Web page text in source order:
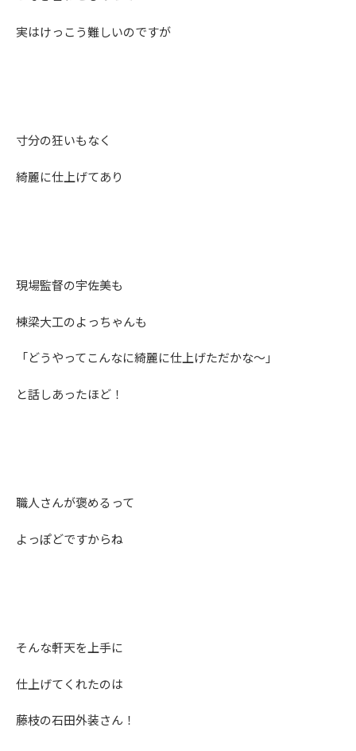
実はけっこう難しいのですが
寸分の狂いもなく
綺麗に仕上げてあり
現場監督の宇佐美も
棟梁大工のよっちゃんも
「どうやってこんなに綺麗に仕上げただかな～」
と話しあったほど！
職人さんが褒めるって
よっぽどですからね
そんな軒天を上手に
仕上げてくれたのは
藤枝の石田外装さん！